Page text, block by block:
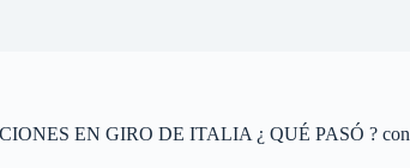
EN GIRO DE ITALIA ¿ QUÉ PASÓ ? con